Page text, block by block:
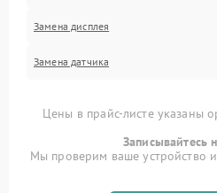
Замена дисплея
Замена датчика
Цены в прайс-листе указаны
Записывайтесь
Мы проверим ваше устройство